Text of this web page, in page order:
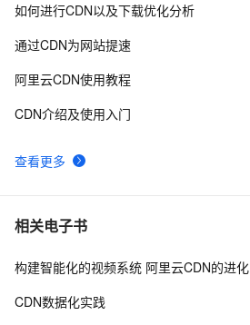
8 oss与cdn的区别与联系
10静态资源CDN   配置
查看更多
如何进行CDN以及下载优化分析
通过CDN为网站提速
阿里云CDN使用教程
CDN介绍及使用入门
相关电子书
构建智能化的视频系统 阿里云CDN的进化
CDN数据化实践